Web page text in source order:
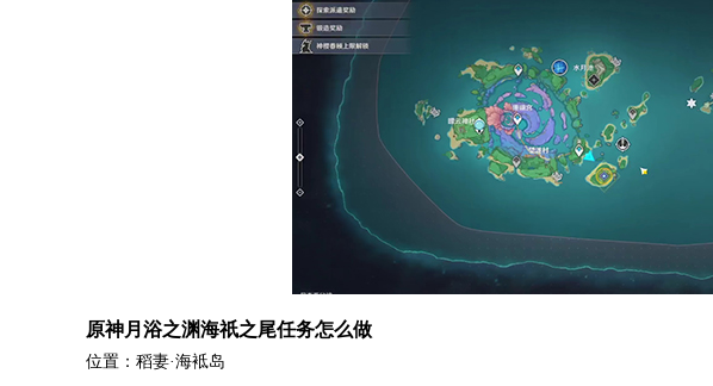
原神月浴之渊海祇之尾任务怎么做
位置：稻妻·海袛岛